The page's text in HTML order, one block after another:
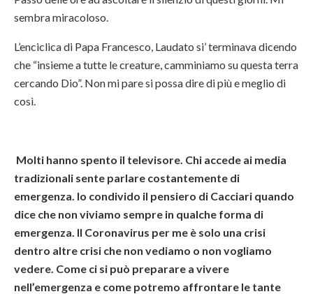
sembra miracoloso.
L’enciclica di Papa Francesco, Laudato si’ terminava dicendo
che “insieme a tutte le creature, camminiamo su questa terra
cercando Dio”. Non mi pare si possa dire di più e meglio di
così.
Molti hanno spento il televisore. Chi accede ai media
tradizionali sente parlare costantemente di
emergenza. Io condivido il pensiero di Cacciari quando
dice che non viviamo sempre in qualche forma di
emergenza. Il Coronavirus per me è solo una crisi
dentro altre crisi che non vediamo o non vogliamo
vedere. Come ci si può preparare a vivere
nell’emergenza e come potremo affrontare le tante